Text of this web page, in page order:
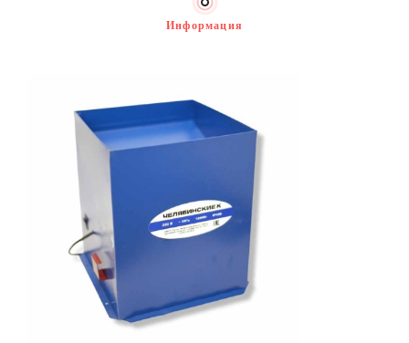
Информация